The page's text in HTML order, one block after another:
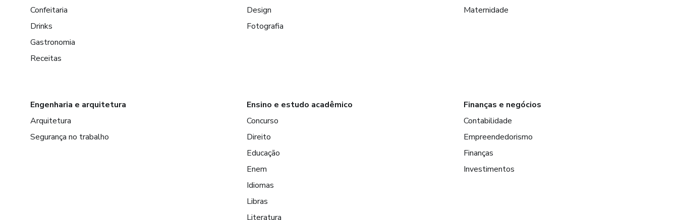
Confeitaria
Drinks
Gastronomia
Receitas
Design
Fotografia
Maternidade
Engenharia e arquitetura
Arquitetura
Segurança no trabalho
Ensino e estudo acadêmico
Concurso
Direito
Educação
Enem
Idiomas
Libras
Literatura
Finanças e negócios
Contabilidade
Empreendedorismo
Finanças
Investimentos